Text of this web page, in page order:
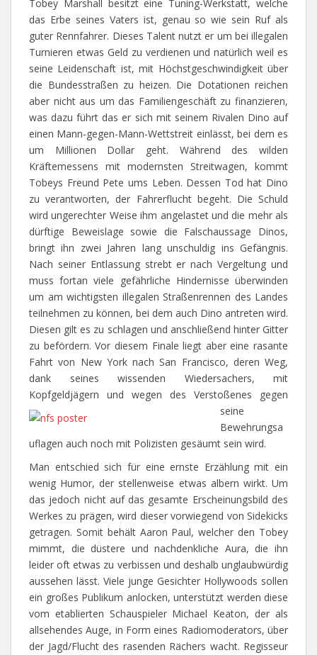
Tobey Marshall besitzt eine Tuning-Werkstatt, welche
das Erbe seines Vaters ist, genau so wie sein Ruf als
guter Rennfahrer. Dieses Talent nutzt er um bei illegalen
Turnieren etwas Geld zu verdienen und natürlich weil es
seine Leidenschaft ist, mit Höchstgeschwindigkeit über
die Bundesstraßen zu heizen. Die Dotationen reichen
aber nicht aus um das Familiengeschäft zu finanzieren,
was dazu führt das er sich mit seinem Rivalen Dino auf
einen Mann-gegen-Mann-Wettstreit einlässt, bei dem es
um Millionen Dollar geht. Während des wilden
Kräftemessens mit modernsten Streitwagen, kommt
Tobeys Freund Pete ums Leben. Dessen Tod hat Dino
zu verantworten, der Fahrerflucht begeht. Die Schuld
wird ungerechter Weise ihm angelastet und die mehr als
dürftige Beweislage sowie die Falschaussage Dinos,
bringt ihn zwei Jahren lang unschuldig ins Gefängnis.
Nach seiner Entlassung strebt er nach Vergeltung und
muss fortan viele gefährliche Hindernisse überwinden
um am wichtigsten illegalen Straßenrennen des Landes
teilnehmen zu können, bei dem auch Dino antreten wird.
Diesen gilt es zu schlagen und anschließend hinter Gitter
zu befördern. Vor diesem Finale liegt aber eine rasante
Fahrt von New York nach San Francisco, deren Weg,
dank seines wissenden Wiedersachers, mit
Kopfgeldjägern und wegen des Verstoßenes gegen
seine
Bewehrungsa
uflagen auch noch mit Polizisten gesäumt sein wird.
Man entschied sich für eine ernste Erzählung mit ein
wenig Humor, der stellenweise etwas albern wirkt. Um
das jedoch nicht auf das gesamte Erscheinungsbild des
Werkes zu prägen, wird dieser vorwiegend von Sidekicks
getragen. Somit behält Aaron Paul, welcher den Tobey
mimmt, die düstere und nachdenkliche Aura, die ihn
leider oft etwas zu verbissen und deshalb unglaubwürdig
aussehen lässt. Viele junge Gesichter Hollywoods sollen
ein großes Publikum anlocken, unterstützt werden diese
vom etablierten Schauspieler Michael Keaton, der als
allsehendes Auge, in Form eines Radiomoderators, über
der Jagd/Flucht des rasenden Rächers wacht. Regisseur